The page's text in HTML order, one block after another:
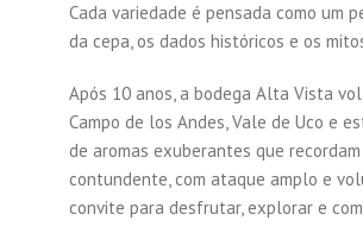
Cada variedade é pensada como um
da cepa, os dados históricos e os
Após 10 anos, a bodega Alta Vista
Campo de los Andes, Vale de Uco e
de aromas exuberantes que
contundente, com ataque amplo e
convite para desfrutar, explorar e